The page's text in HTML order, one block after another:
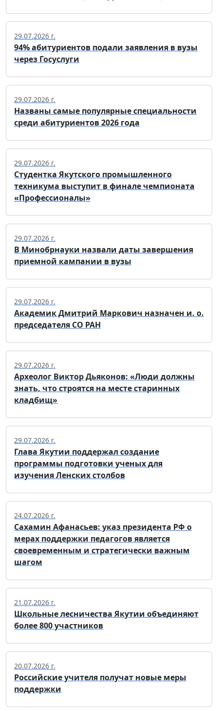
29.07.2026 г.
94% абитуриентов подали заявления в вузы
через Госуслуги
29.07.2026 г.
Названы самые популярные специальности
среди абитуриентов 2026 года
29.07.2026 г.
Студентка Якутского промышленного
техникума выступит в финале чемпионата
«Профессионалы»
29.07.2026 г.
В Минобрнауки назвали даты завершения
приемной кампании в вузы
29.07.2026 г.
Академик Дмитрий Маркович назначен и. о.
председателя СО РАН
29.07.2026 г.
Археолог Виктор Дьяконов: «Люди должны
знать, что строятся на месте старинных
кладбищ»
29.07.2026 г.
Глава Якутии поддержал создание
программы подготовки ученых для
изучения Ленских столбов
24.07.2026 г.
Сахамин Афанасьев: указ президента РФ о
мерах поддержки педагогов является
своевременным и стратегически важным
шагом
21.07.2026 г.
Школьные лесничества Якутии объединяют
более 800 участников
20.07.2026 г.
Российские учителя получат новые меры
поддержки